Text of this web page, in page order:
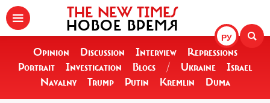
РУ
THE NEW TIMES
НОВОЕ ВРЕМЯ
Opinion Discussion Interview
Repressions
Portrait
Investigation Blogs / Ukraine
Israel
Navalny
Trump Putin Kremlin Duma